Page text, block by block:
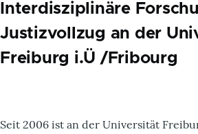
Interdisziplinäre
Justizvollzug an der
Freiburg i.Ü /Fribourg
Seit 2006 ist an der Universität